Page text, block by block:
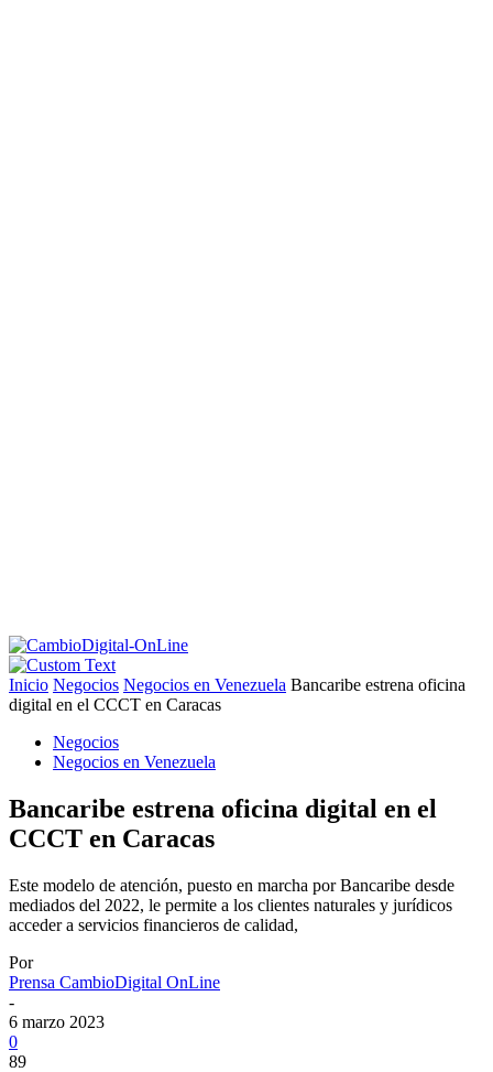
Inicio Negocios Negocios en Venezuela Bancaribe estrena oficina
digital en el CCCT en Caracas
Negocios
Negocios en Venezuela
Bancaribe estrena oficina digital en el
CCCT en Caracas
Este modelo de atención, puesto en marcha por Bancaribe desde
mediados del 2022, le permite a los clientes naturales y jurídicos
acceder a servicios financieros de calidad,
Por
Prensa CambioDigital OnLine
-
6 marzo 2023
0
89